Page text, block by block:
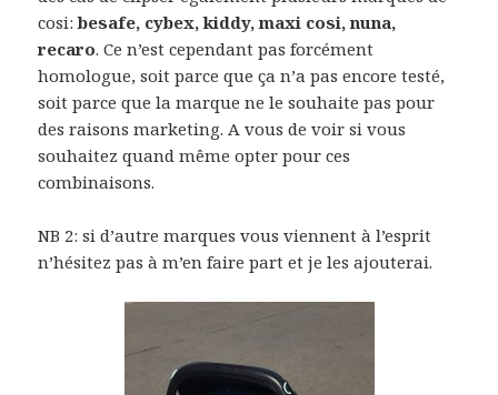
cosi:besafe, cybex, kiddy, maxi cosi, nuna,
recaro. Ce n’est cependant pas forcément
homologue, soit parce que ça n’a pas encore testé,
soit parce que la marque ne le souhaite pas pour
des raisons marketing. A vous de voir si vous
souhaitez quand même opter pour ces
combinaisons.
NB 2: si d’autre marques vous viennent à l’esprit
n’hésitez pas à m’en faire part et je les ajouterai.